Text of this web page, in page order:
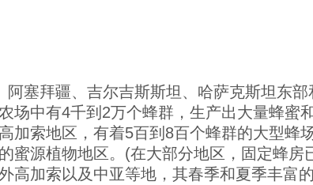
塞拜疆、吉尔吉斯斯坦、哈萨克斯坦东
场中有4千到2万个蜂群，生产出大量蜂蜜
加索地区，有着5百到8百个蜂群的大型蜂
蜜源植物地区。(在大部分地区，固定蜂房
高加索以及中亚等地，其春季和夏季丰富